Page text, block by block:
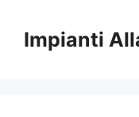
contenuto
Impianti